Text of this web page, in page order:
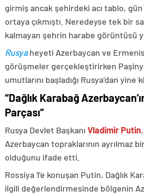
girmiş ancak şehirdeki acı tablo, gün
ortaya çıkmıştı. Neredeyse tek bir
kalmayan şehrin harabe görüntüsü
Rusyaheyeti Azerbaycan ve
görüşmeler gerçekleştirirken
umutlarını başladığı Rusya’dan yine
“Dağlık Karabağ
Parçası”
Rusya Devlet Başkanı Vladimir Putin
Azerbaycan topraklarının ayrılmaz
olduğunu ifade etti.
Rossiya 1’e konuşan Putin, Dağlık
ilgili değerlendirmesinde bölgenin